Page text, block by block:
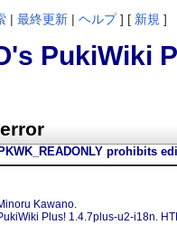
| 最終更新| ヘルプ] [ 新規 ]
PukiWiki
prohibits
Kawano.
Plus! 1.4.7plus-u2-i18n.